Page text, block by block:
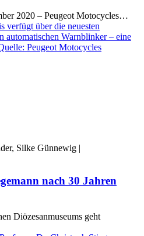
2020 – Peugeot Motocycles…
Silke Günnewig |
nach 30 Jahren
Diözesanmuseums geht